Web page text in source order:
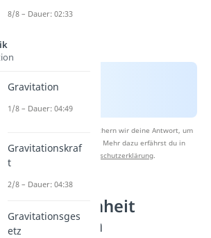
Nach Beantwortung speichern wir deine Antwort, um
Studyflix zu verbessern. Mehr dazu erfährst du in
Datenschutzerklärung.
Newton Einheit
umrechnen
8/8 – Dauer: 02:33
Gravitation
1/8 – Dauer: 04:49
Gravitationskraf
t
2/8 – Dauer: 04:38
Gravitationsges
etz